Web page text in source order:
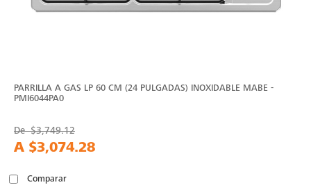
PARRILLA A GAS LP 60 CM (24 PULGADAS) INOXIDABLE MABE -
PMI6044PA0
De$3,749.12
A $3,074.28
Comparar